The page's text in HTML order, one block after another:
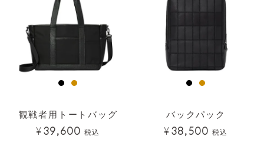
観戦者用トートバッグ
¥39,600 税込
バックパック
¥38,500 税込